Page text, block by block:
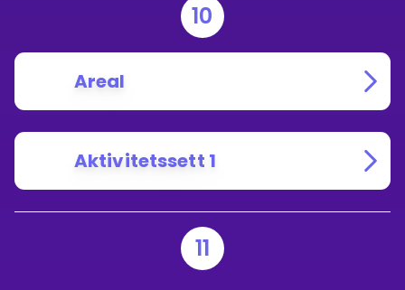
10
Areal
Aktivitetssett 1
11